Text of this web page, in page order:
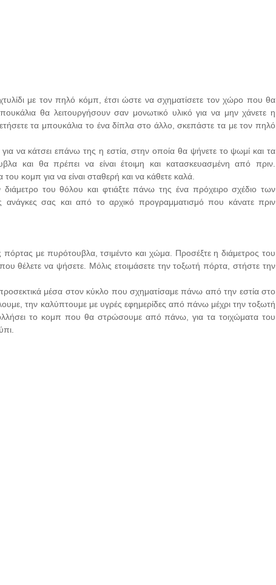
με τον πηλό κόμπ, έτσι ώστε να σχηματίσετε τον χώρο που θα
θα λειτουργήσουν σαν μονωτικό υλικό για να μην χάνετε η
τα μπουκάλια το ένα δίπλα στο άλλο, σκεπάστε τα με τον πηλό
να κάτσει επάνω της η εστία, στην οποία θα ψήνετε το ψωμί και τα
και θα πρέπει να είναι έτοιμη και κατασκευασμένη από πριν.
κομπ για να είναι σταθερή και να κάθετε καλά.
του θόλου και φτιάξτε πάνω της ένα πρόχειρο σχέδιο των
ανάγκες σας και από το αρχικό προγραμματισμό που κάνατε πριν
πόρτας με πυρότουβλα, τσιμέντο και χώμα. Προσέξτε η διάμετρος του
θέλετε να ψήσετε. Μόλις ετοιμάσετε την τοξωτή πόρτα, στήστε την
μέσα στον κύκλο που σχηματίσαμε πάνω από την εστία στο
την καλύπτουμε με υγρές εφημερίδες από πάνω μέχρι την τοξωτή
το κομπ που θα στρώσουμε από πάνω, για τα τοιχώματα του